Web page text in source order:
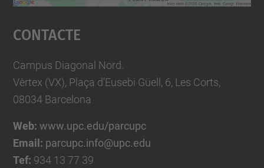
Accepta
powered by
Contacte
Campus Diagonal Nord.
Vèrtex (VX), Plaça d'Eusebi Güell, 6, Les Corts,
08034 Barcelona
Web: www.upc.edu/parcupc
Email: parcupc.info@upc.edu
Tef: 934 13 77 39